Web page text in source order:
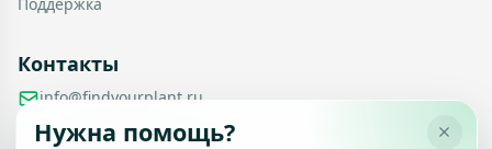
Контакты
info@findyourplant.ru
support@findyourplant.ru
findyourplantofficial@gmail.com
Нужна помощь?